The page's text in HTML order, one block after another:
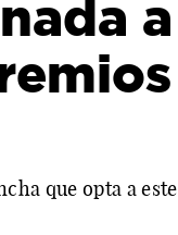
a
que opta a este